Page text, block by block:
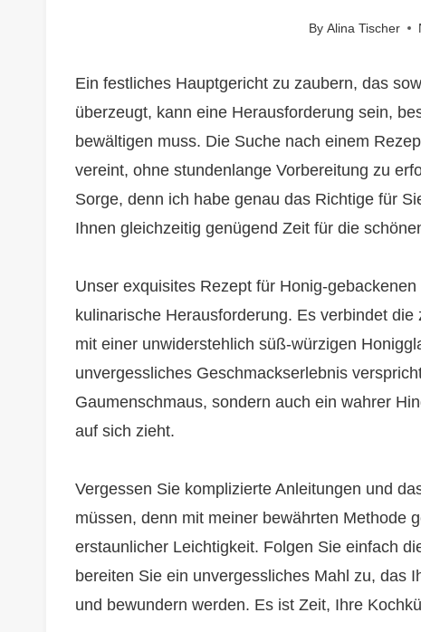
By Alina Tischer
Ein festliches Hauptgericht zu zaubern, das
überzeugt, kann eine Herausforderung sein,
bewältigen muss. Die Suche nach einem
vereint, ohne stundenlange Vorbereitung zu
Sorge, denn ich habe genau das Richtige für
Ihnen gleichzeitig genügend Zeit für die
Unser exquisites Rezept für Honig-
kulinarische Herausforderung. Es verbindet
mit einer unwiderstehlich süß-würzigen
unvergessliches Geschmackserlebnis
Gaumenschmaus, sondern auch ein wahrer
auf sich zieht.
Vergessen Sie komplizierte Anleitungen und
müssen, denn mit meiner bewährten Methode
erstaunlicher Leichtigkeit. Folgen Sie einfach
bereiten Sie ein unvergessliches Mahl zu, das
und bewundern werden. Es ist Zeit, Ihre